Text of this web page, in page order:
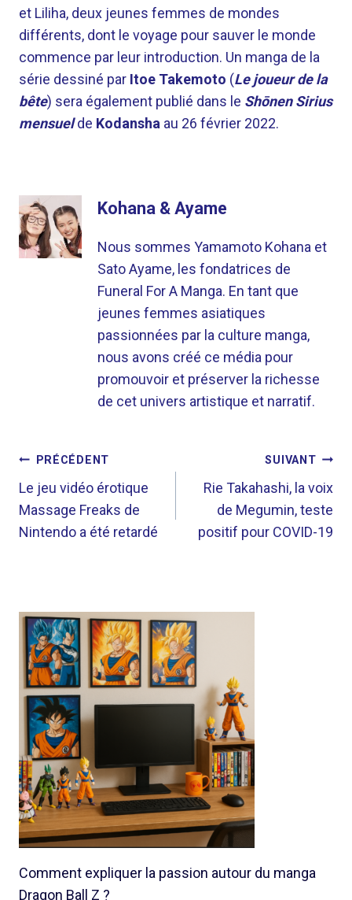
et Liliha, deux jeunes femmes de mondes
différents, dont le voyage pour sauver le monde
commence par leur introduction. Un manga de la
série dessiné par Itoe Takemoto (Le joueur de la
bête) sera également publié dans le Shōnen Sirius
mensuelde Kodansha au 26 février 2022.
Kohana & Ayame
Nous sommes Yamamoto Kohana et
Sato Ayame, les fondatrices de
Funeral For A Manga. En tant que
jeunes femmes asiatiques
passionnées par la culture manga,
nous avons créé ce média pour
promouvoir et préserver la richesse
de cet univers artistique et narratif.
NAVIGATION
DE
L’ARTICLE
PRÉCÉDENT
Le jeu vidéo érotique
Massage Freaks de
Nintendo a été retardé
SUIVANT
Rie Takahashi, la voix
de Megumin, teste
positif pour COVID-19
Comment expliquer la passion autour du manga
Dragon Ball Z ?